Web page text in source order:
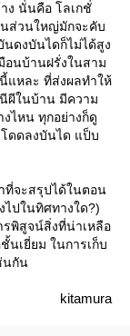
ง นั่นคือ โลเกชั่
ส่วนใหญ่มักจะคับ
ดงบันไดก็ไม่ได้สูง
อนบ้านฝรั่งในสาม
แหละ ที่ส่งผลทำให้
ผีในบ้าน มีความ
ไหน ทุกอย่างก็ดู
ดดลงบันได แป็บ
ที่จะสรุปได้ในตอน
ไปในทิศทางใด?)
พิสูจน์สิ่งที่น่าเหลือ
นเยี่ยม ในการเก็บ
นกัน
kitamura